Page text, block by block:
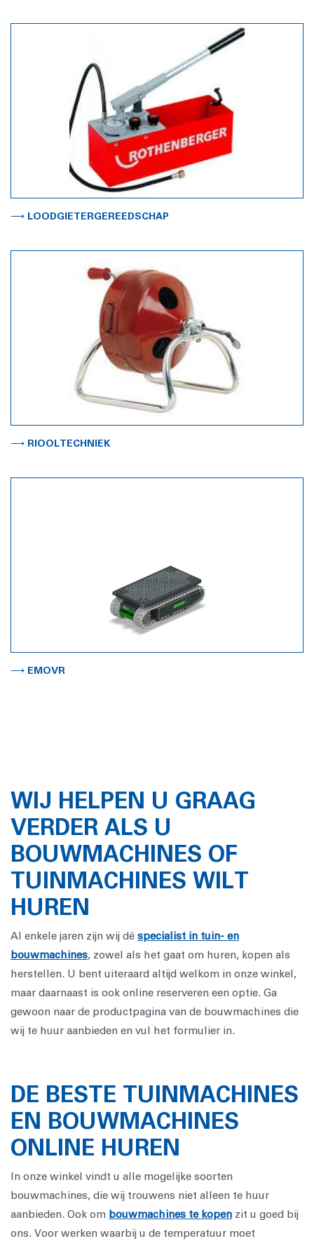
⟶ LOODGIETERGEREEDSCHAP
⟶ RIOOLTECHNIEK
⟶ EMOVR
WIJ HELPEN U GRAAG
VERDER ALS U
BOUWMACHINES OF
TUINMACHINES WILT
HUREN
Al enkele jaren zijn wij dé specialist in tuin- en
bouwmachines, zowel als het gaat om huren, kopen als
herstellen. U bent uiteraard altijd welkom in onze winkel,
maar daarnaast is ook online reserveren een optie. Ga
gewoon naar de productpagina van de bouwmachines die
wij te huur aanbieden en vul het formulier in.
DE BESTE TUINMACHINES
EN BOUWMACHINES
ONLINE HUREN
In onze winkel vindt u alle mogelijke soorten
bouwmachines, die wij trouwens niet alleen te huur
aanbieden. Ook om bouwmachines te kopen zit u goed bij
ons. Voor werken waarbij u de temperatuur moet